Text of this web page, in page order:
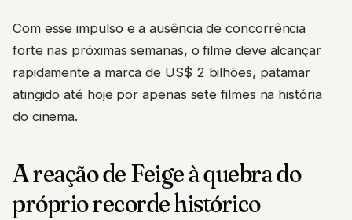
Com esse impulso e a ausência de concorrência
forte nas próximas semanas, o filme deve alcançar
rapidamente a marca de US$ 2 bilhões, patamar
atingido até hoje por apenas sete filmes na história
do cinema.
A reação de Feige à quebra do
próprio recorde histórico